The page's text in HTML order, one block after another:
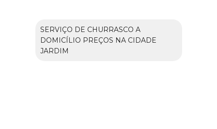
SERVIÇO DE CHURRASCO A
DOMICÍLIO PREÇOS NA CIDADE
JARDIM